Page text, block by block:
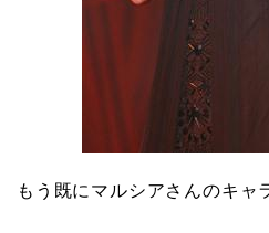
もう既にマルシアさんのキャ